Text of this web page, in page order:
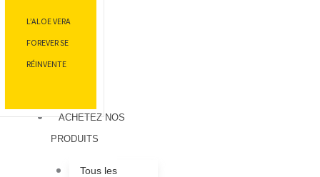
L’ALOE VERA
FOREVER SE
RÉINVENTE
ACHETEZ NOS
PRODUITS
Tous les